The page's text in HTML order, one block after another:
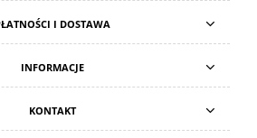
I DOSTAWA
INFORMACJE
KONTAKT